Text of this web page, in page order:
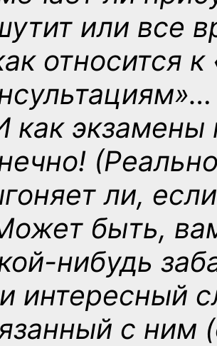
или все
относится
…
как экзамены
ли,
быть,
нибудь
интересный
с ним